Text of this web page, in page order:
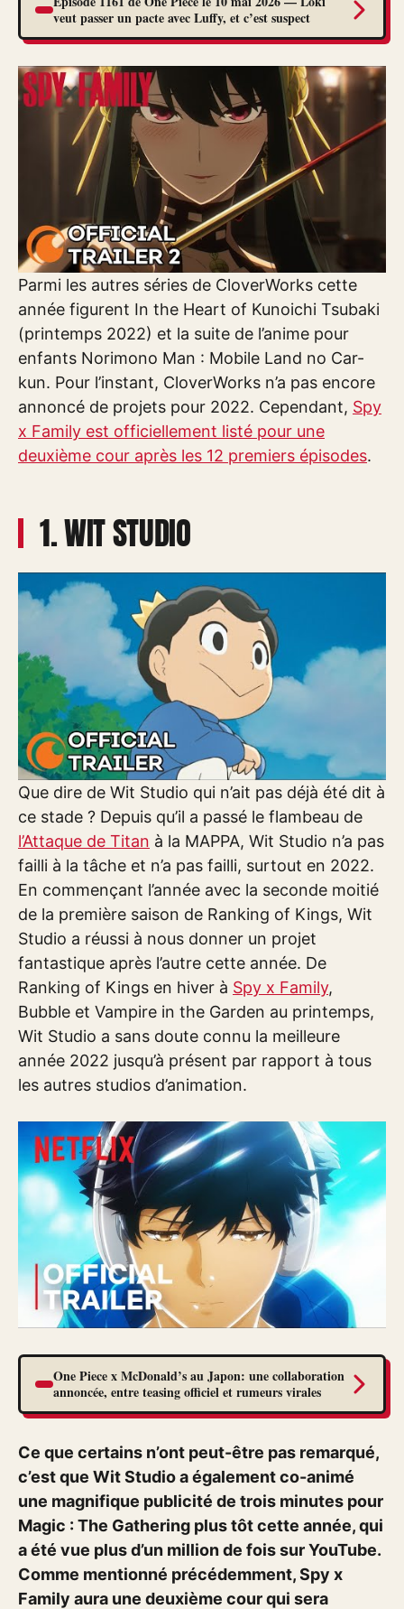
veut passer un pacte avec Luffy, et c’est suspect
Parmi les autres séries de CloverWorks cette
année figurent In the Heart of Kunoichi Tsubaki
(printemps 2022) et la suite de l’anime pour
enfants Norimono Man : Mobile Land no Car-
kun. Pour l’instant, CloverWorks n’a pas encore
annoncé de projets pour 2022. Cependant, Spy
x Family est officiellement listé pour une
deuxième cour après les 12 premiers épisodes.
1. WIT STUDIO
Que dire de Wit Studio qui n’ait pas déjà été dit à
ce stade ? Depuis qu’il a passé le flambeau de
l’Attaque de Titan à la MAPPA, Wit Studio n’a pas
failli à la tâche et n’a pas failli, surtout en 2022.
En commençant l’année avec la seconde moitié
de la première saison de Ranking of Kings, Wit
Studio a réussi à nous donner un projet
fantastique après l’autre cette année. De
Ranking of Kings en hiver à Spy x Family,
Bubble et Vampire in the Garden au printemps,
Wit Studio a sans doute connu la meilleure
année 2022 jusqu’à présent par rapport à tous
les autres studios d’animation.
One Piece x McDonald’s au Japon: une collaboration
annoncée, entre teasing officiel et rumeurs virales
Ce que certains n’ont peut-être pas remarqué,
c’est que Wit Studio a également co-animé
une magnifique publicité de trois minutes pour
Magic : The Gathering plus tôt cette année, qui
a été vue plus d’un million de fois sur YouTube.
Comme mentionné précédemment, Spy x
Family aura une deuxième cour qui sera